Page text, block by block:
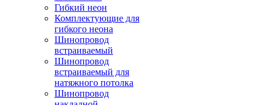
Гибкий неон
Комплектующие для
гибкого неона
Шинопровод
встраиваемый
Шинопровод
встраиваемый для
натяжного потолка
Шинопровод